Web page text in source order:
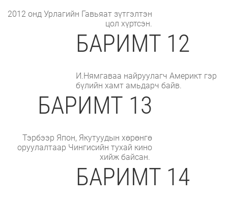
2012 онд Урлагийн Гавьяат зүтгэлтэн
цол хүртсэн.
БАРИМТ 12
И.Нямгаваа найруулагч Америкт гэр
бүлийн хамт амьдарч байв.
БАРИМТ 13
Тэрбээр Япон, Якутуудын хөрөнгө
оруулалтаар Чингисийн тухай кино
хийж байсан.
БАРИМТ 14